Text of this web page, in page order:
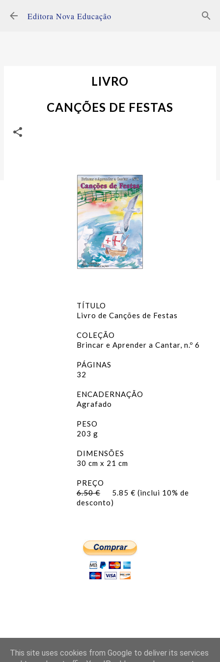
Avançar para o conteúdo principal
Editora Nova Educação
LIVRO
CANÇÕES DE FESTAS
TÍTULO
Livro de Canções de Festas
COLEÇÃO
Brincar e Aprender a Cantar, n.º 6
PÁGINAS
32
ENCADERNAÇÃO
Agrafado
PESO
203 g
DIMENSÕES
30 cm x 21 cm
PREÇO
6.50 € 5.85 € (inclui 10% de
desconto)
This site uses cookies from Google to deliver its services